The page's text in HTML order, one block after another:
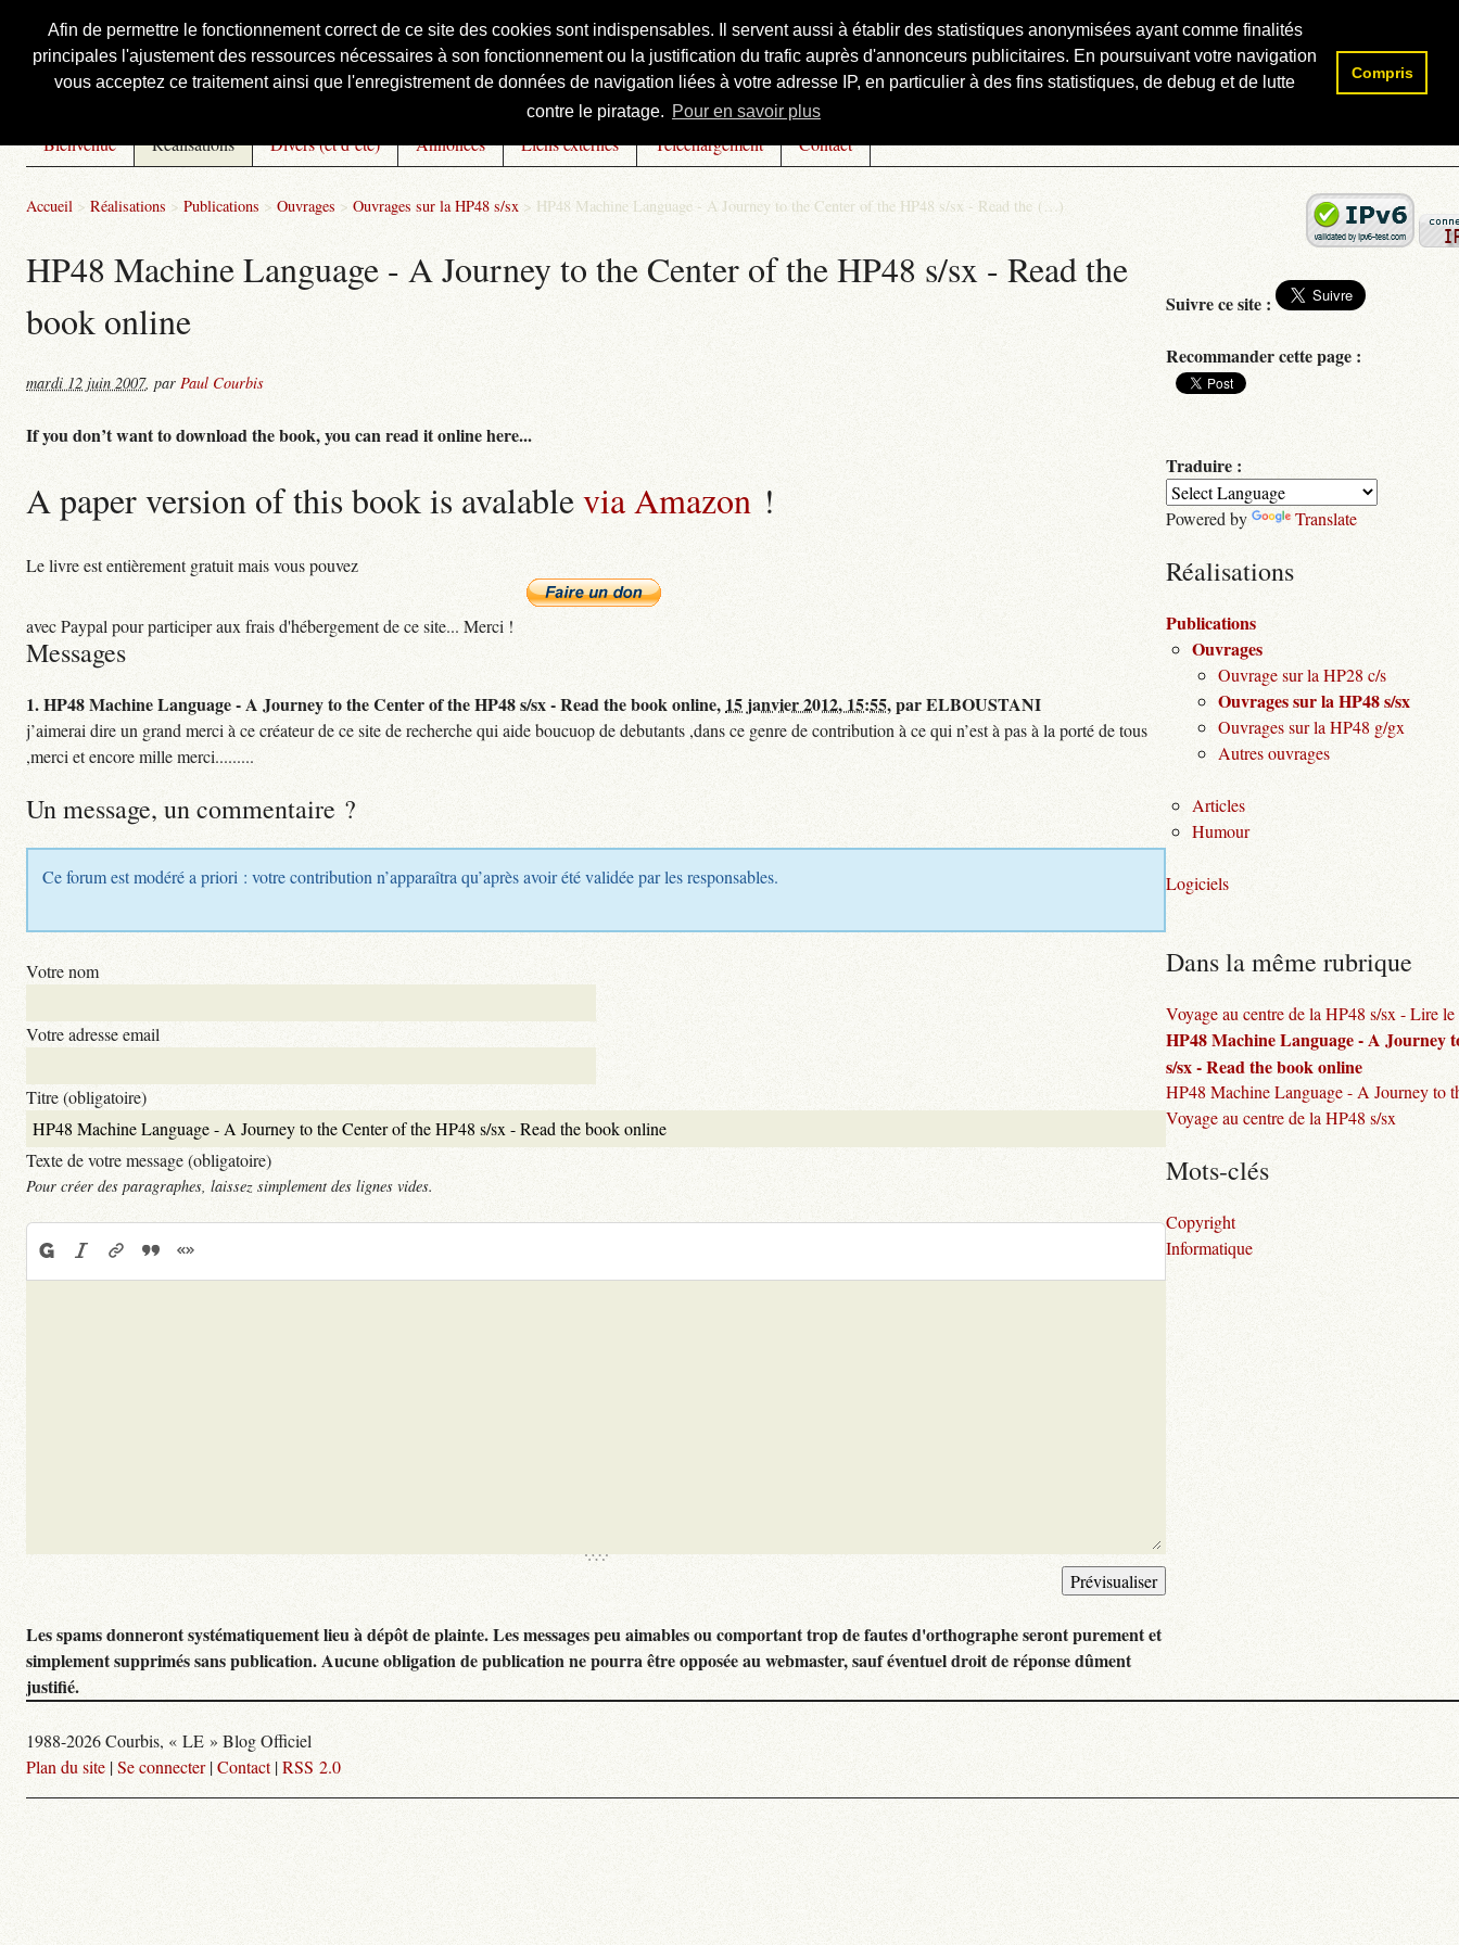
Afin de permettre le fonctionnement correct de ce site des cookies sont indispensables. Il servent aussi à établir des statistiques anonymisées ayant comme finalités
principales l'ajustement des ressources nécessaires à son fonctionnement ou la justification du trafic auprès d'annonceurs publicitaires. En poursuivant votre navigation
vous acceptez ce traitement ainsi que l'enregistrement de données de navigation liées à votre adresse IP, en particulier à des fins statistiques, de debug et de lutte
contre le piratage. Pour en savoir plus
Compris
Courbis, « LE » Blog Officiel
Bienvenue Réalisations Divers (et d’été) Annonces Liens externes Téléchargement Contact
Accueil > Réalisations > Publications > Ouvrages > Ouvrages sur la HP48 s/sx > HP48 Machine Language - A Journey to the Center of the HP48 s/sx - Read the (…)
HP48 Machine Language - A Journey to the Center of the HP48 s/sx - Read the
book online
mardi 12 juin 2007, par Paul Courbis
If you don’t want to download the book, you can read it online here...
A paper version of this book is avalablevia Amazon !
Le livre est entièrement gratuit mais vous pouvez
avec Paypal pour participer aux frais d'hébergement de ce site... Merci !
Messages
1.HP48 Machine Language - A Journey to the Center of the HP48 s/sx - Read the book online, 15 janvier 2012, 15:55,parELBOUSTANI
j’aimerai dire un grand merci à ce créateur de ce site de recherche qui aide boucuop de debutants ,dans ce genre de contribution à ce qui n’est à pas à la porté de tous
,merci et encore mille merci.........
Un message, un commentaire ?
Ce forum est modéré a priori : votre contribution n’apparaîtra qu’après avoir été validée par les responsables.
Votre nom
Votre adresse email
Titre (obligatoire)
Texte de votre message (obligatoire)
Pour créer des paragraphes, laissez simplement des lignes vides.
Les spams donneront systématiquement lieu à dépôt de plainte. Les messages peu aimables ou comportant trop de fautes d'orthographe seront purement et
simplement supprimés sans publication. Aucune obligation de publication ne pourra être opposée au webmaster, sauf éventuel droit de réponse dûment
justifié.
Rechercher :
Suivre ce site :
Recommander cette page :
Traduire :
Powered by Translate
Réalisations
Publications
Ouvrages
Ouvrage sur la HP28 c/s
Ouvrages sur la HP48 s/sx
Ouvrages sur la HP48 g/gx
Autres ouvrages
Articles
Humour
Logiciels
Dans la même rubrique
Voyage au centre de la HP48 s/sx - Lire
HP48 Machine Language - A Journey
s/sx - Read the book online
HP48 Machine Language - A Journey to
Voyage au centre de la HP48 s/sx
Mots-clés
Copyright
Informatique
1988-2026 Courbis, « LE » Blog Officiel
Plan du site |Se connecter|Contact|RSS 2.0